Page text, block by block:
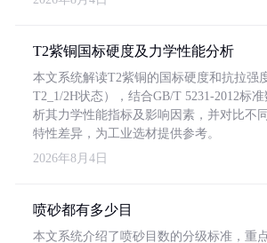
T2紫铜国标硬度及力学性能分析
本文系统解读T2紫铜的国标硬度和抗拉强
T2_1/2H状态），结合GB/T 5231-2012标
析其力学性能指标及影响因素，并对比不
特性差异，为工业选材提供参考。
2026年8月4日
喷砂都有多少目
本文系统介绍了喷砂目数的分级标准，重